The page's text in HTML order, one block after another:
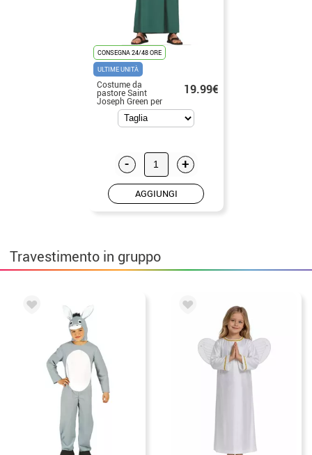
CONSEGNA 24/48 ORE
ULTIME UNITÀ
Costume da
pastore Saint
Joseph Green per
uomo
19.99€
- +
AGGIUNGI
Travestimento in gruppo